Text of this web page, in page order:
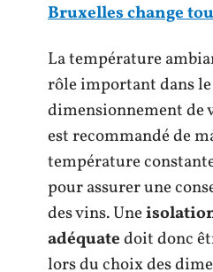
Bruxelles change
La température
rôle important dans le
dimensionnement de
est recommandé de
température
pour assurer une
des vins. Une
adéquatedoit donc
lors du choix des